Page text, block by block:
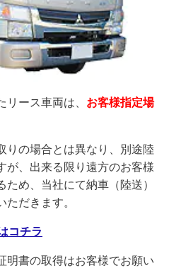
リース車両は、 お客様指定場
りの場合とは異なり、別途陸
が、出来る限り遠方のお客様
め、当社にて納車（陸送）
ただきます。
コチラ
明書の取得はお客様でお願い